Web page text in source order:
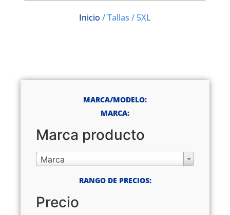
Inicio / Tallas / 5XL
MARCA/MODELO:
MARCA:
Marca producto
Marca
RANGO DE PRECIOS:
Precio